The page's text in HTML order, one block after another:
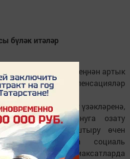
бүләк итәләр
тарафыннан 7 меңнән артык
һәм компенсацияләр
тернәкләндерү үзәкләренә,
курорт дәвалануга озату
йортларга урнаштыру өчен
студентларга социаль
һәм башка максатларда